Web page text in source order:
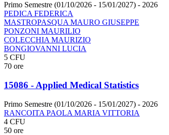
Primo Semestre (01/10/2026 - 15/01/2027) - 2026
PEDICA FEDERICA
MASTROPASQUA MAURO GIUSEPPE
PONZONI MAURILIO
COLECCHIA MAURIZIO
BONGIOVANNI LUCIA
5 CFU
70 ore
15086 - Applied Medical Statistics
Primo Semestre (01/10/2026 - 15/01/2027) - 2026
RANCOITA PAOLA MARIA VITTORIA
4 CFU
50 ore